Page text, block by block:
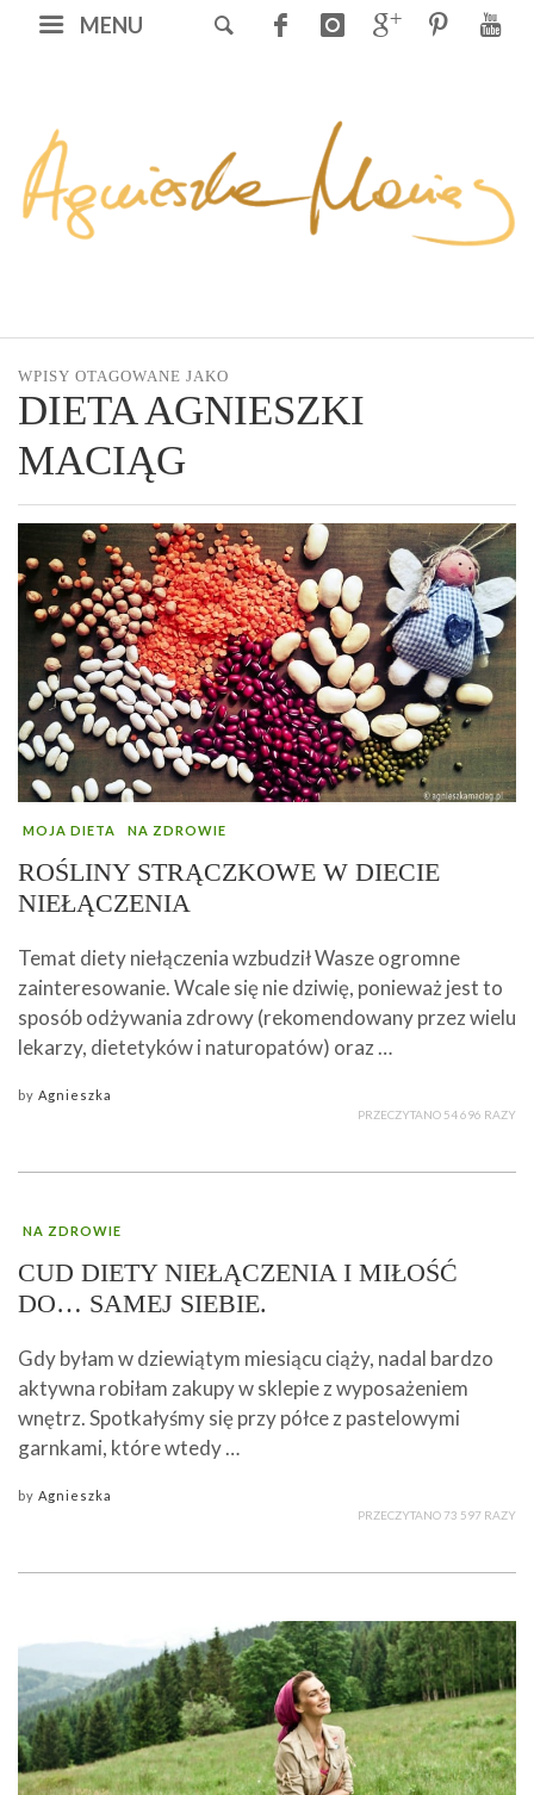
MENU
WPISY OTAGOWANE JAKO
DIETA AGNIESZKI
MACIĄG
MOJA DIETA NA ZDROWIE
ROŚLINY STRĄCZKOWE W DIECIE
NIEŁĄCZENIA
Temat diety niełączenia wzbudził Wasze ogromne
zainteresowanie. Wcale się nie dziwię, ponieważ jest to
sposób odżywania zdrowy (rekomendowany przez wielu
lekarzy, dietetyków i naturopatów) oraz …
by Agnieszka
PRZECZYTANO 54 696 RAZY
NA ZDROWIE
CUD DIETY NIEŁĄCZENIA I MIŁOŚĆ
DO… SAMEJ SIEBIE.
Gdy byłam w dziewiątym miesiącu ciąży, nadal bardzo
aktywna robiłam zakupy w sklepie z wyposażeniem
wnętrz. Spotkałyśmy się przy półce z pastelowymi
garnkami, które wtedy …
by Agnieszka
PRZECZYTANO 73 597 RAZY